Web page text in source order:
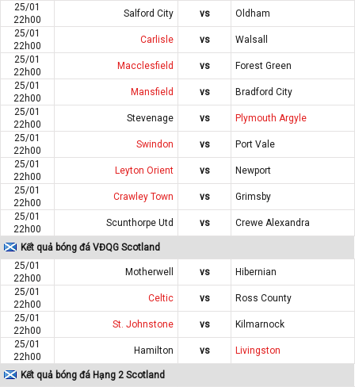
25/01
22h00
Salford City vs
Oldham
25/01
22h00
Carlisle vs
Walsall
25/01
22h00
Macclesfield vs
Forest Green
25/01
22h00
Mansfield vs
Bradford City
25/01
22h00
Stevenage vs
Plymouth Argyle
25/01
22h00
Swindon vs
Port Vale
25/01
22h00
Leyton Orient vs
Newport
25/01
22h00
Crawley Town vs
Grimsby
25/01
22h00
Scunthorpe Utd vs Crewe Alexandra
Kết quả bóng đá VĐQG Scotland
25/01
22h00
Motherwell vs
Hibernian
25/01
22h00
Celtic vs
Ross County
25/01
22h00
St. Johnstone vs
Kilmarnock
25/01
22h00
Hamilton vs Livingston
Kết quả bóng đá Hạng 2 Scotland